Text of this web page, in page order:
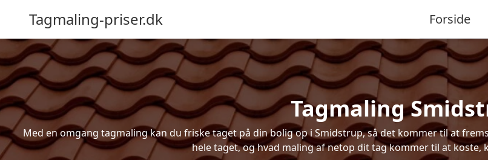
Tagmaling-priser.dk Forside
Tagmaling
Med en omgang tagmaling kan du friske taget på din bolig op i Smidstrup, så det kommer til at
hele taget, og hvad maling af netop dit tag kommer til at koste,